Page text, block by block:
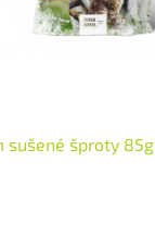
sušené šproty 85g